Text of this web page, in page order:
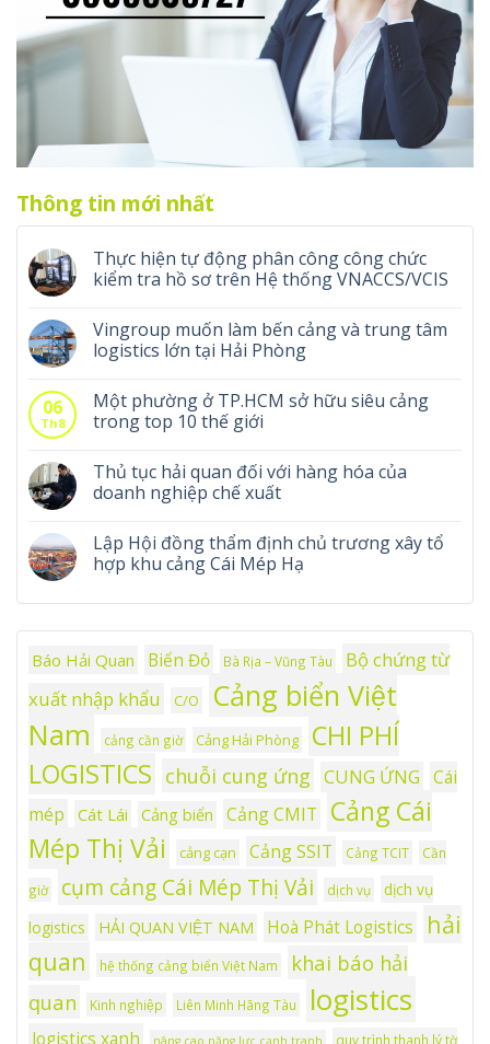
Thông tin mới nhất
Thực hiện tự động phân công công chức
kiểm tra hồ sơ trên Hệ thống VNACCS/VCIS
Vingroup muốn làm bến cảng và trung tâm
logistics lớn tại Hải Phòng
06
Th8
Một phường ở TP.HCM sở hữu siêu cảng
trong top 10 thế giới
Thủ tục hải quan đối với hàng hóa của
doanh nghiệp chế xuất
Lập Hội đồng thẩm định chủ trương xây tổ
hợp khu cảng Cái Mép Hạ
Báo Hải Quan Biển Đỏ Bà Rịa – Vũng Tàu
Bộ chứng từ
xuất nhập khẩu
C/O
Cảng biển Việt
Nam
cảng cần giờ Cảng Hải Phòng
CHI PHÍ
LOGISTICS chuỗi cung ứng CUNG ỨNG Cái
mép
Cát Lái Cảng biển Cảng CMIT
Cảng Cái
Mép Thị Vải
cảng cạn Cảng SSIT Cảng TCIT Cần
giờ cụm cảng Cái Mép Thị Vải dịch vụ
dịch vụ
logistics
HẢI QUAN VIỆT NAM Hoà Phát Logistics
hải
quan
hệ thống cảng biển Việt Nam
khai báo hải
quan
Kinh nghiệp Liên Minh Hãng Tàu logistics
logistics xanh nâng cao năng lực cạnh tranh quy trình thanh lý tờ